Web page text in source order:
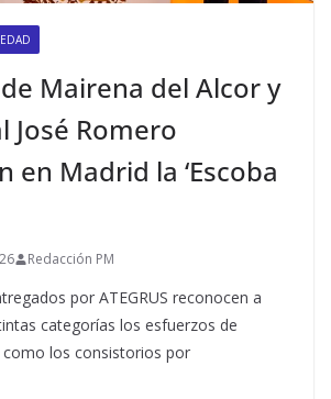
Mairena del Alcor y
José Romero
en Madrid la ‘Escoba
Redacción PM
por ATEGRUS reconocen a
categorías los esfuerzos de
los consistorios por